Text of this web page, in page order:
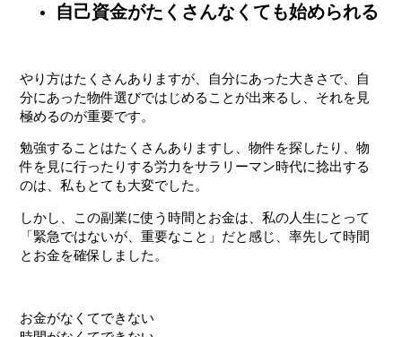
自己資金がたくさんなくても始められる
やり方はたくさんありますが、自分にあった大きさで、自
分にあった物件選びではじめることが出来るし、それを見
極めるのが重要です。
勉強することはたくさんありますし、物件を探したり、物
件を見に行ったりする労力をサラリーマン時代に捻出する
のは、私もとても大変でした。
しかし、この副業に使う時間とお金は、私の人生にとって
「緊急ではないが、重要なこと」 だと感じ、率先して時間
とお金を確保しました。
お金がなくてできない